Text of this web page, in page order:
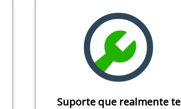
Suporte que realmente te